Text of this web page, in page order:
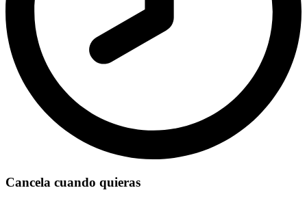
Cancela cuando quieras